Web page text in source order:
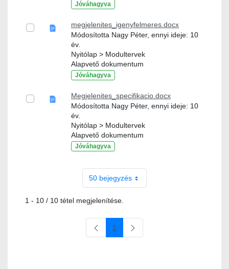
Jóváhagyva
megjelenites_igenyfelmeres.docx
Módosította Nagy Péter, ennyi ideje: 10
év.
Nyitólap > Modultervek
Alapvető dokumentum
Jóváhagyva
Megjelenites_specifikacio.docx
Módosította Nagy Péter, ennyi ideje: 10
év.
Nyitólap > Modultervek
Alapvető dokumentum
Jóváhagyva
50 bejegyzés
1 - 10 / 10 tétel megjelenítése.
Oldal
1